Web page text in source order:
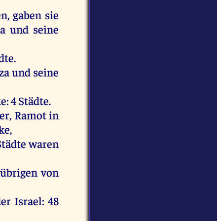
,gaben sie
und seine
.
und seine
4Städte.
, Ramotin
waren
übrigen von
Israel: 48